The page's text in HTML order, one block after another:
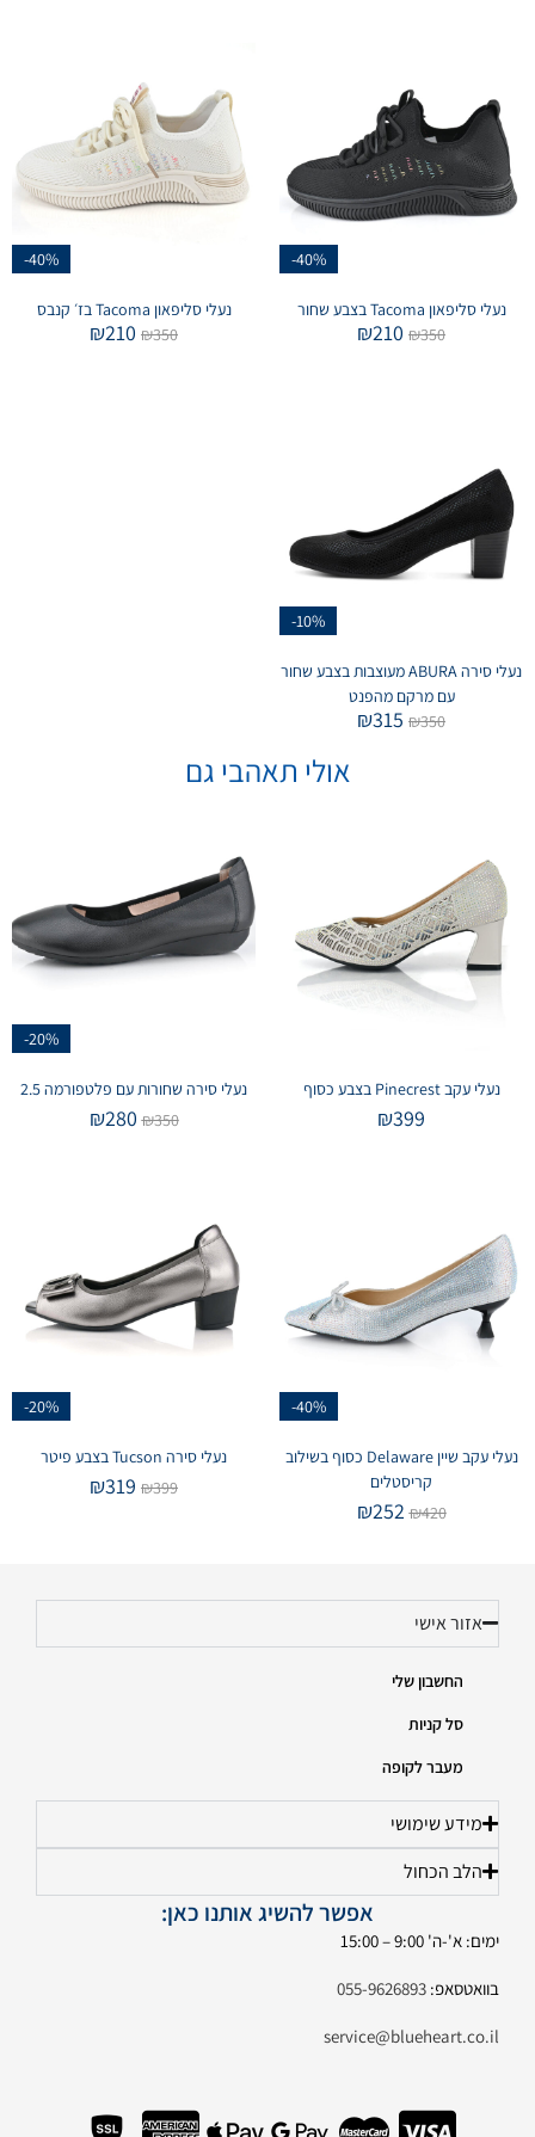
-40%
נעלי סליפאון Tacoma בצבע שחור
₪350
₪210
-40%
נעלי סליפאון Tacoma בז׳ קנבס
₪350
₪210
-10%
נעלי סירה ABURA מעוצבות בצבע שחור
עם מרקם מהפנט
₪350
₪315
אולי תאהבי גם
נעלי עקב Pinecrest בצבע כסוף
₪399
-20%
נעלי סירה שחורות עם פלטפורמה 2.5
₪350
₪280
-40%
נעלי עקב שיין Delaware כסוף בשילוב
קריסטלים
₪420
₪252
-20%
נעלי סירה Tucson בצבע פיטר
₪399
₪319
אזור אישי
החשבון שלי
סל קניות
מעבר לקופה
מידע שימושי
הלב הכחול
אפשר להשיג אותנו כאן:
ימים: א'-ה' 9:00 – 15:00
בוואטסאפ: 055-9626893
service@blueheart.co.il